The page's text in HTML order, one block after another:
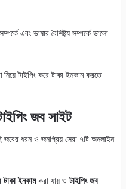
এবং ভাষার বৈশিষ্ট্য সম্পর্কে ভালো
টাইপিং করে টাকা ইনকাম করতে
জব সাইট
ধরন ও জনপ্রিয় সেরা ৭টি অনলাইন
টাকা ইনকামকরা যায় ওটাইপিং জব